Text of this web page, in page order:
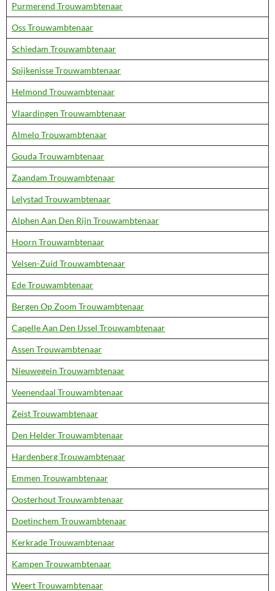
Purmerend Trouwambtenaar
Oss Trouwambtenaar
Schiedam Trouwambtenaar
Spijkenisse Trouwambtenaar
Helmond Trouwambtenaar
Vlaardingen Trouwambtenaar
Almelo Trouwambtenaar
Gouda Trouwambtenaar
Zaandam Trouwambtenaar
Lelystad Trouwambtenaar
Alphen Aan Den Rijn Trouwambtenaar
Hoorn Trouwambtenaar
Velsen-Zuid Trouwambtenaar
Ede Trouwambtenaar
Bergen Op Zoom Trouwambtenaar
Capelle Aan Den IJssel Trouwambtenaar
Assen Trouwambtenaar
Nieuwegein Trouwambtenaar
Veenendaal Trouwambtenaar
Zeist Trouwambtenaar
Den Helder Trouwambtenaar
Hardenberg Trouwambtenaar
Emmen Trouwambtenaar
Oosterhout Trouwambtenaar
Doetinchem Trouwambtenaar
Kerkrade Trouwambtenaar
Kampen Trouwambtenaar
Weert Trouwambtenaar